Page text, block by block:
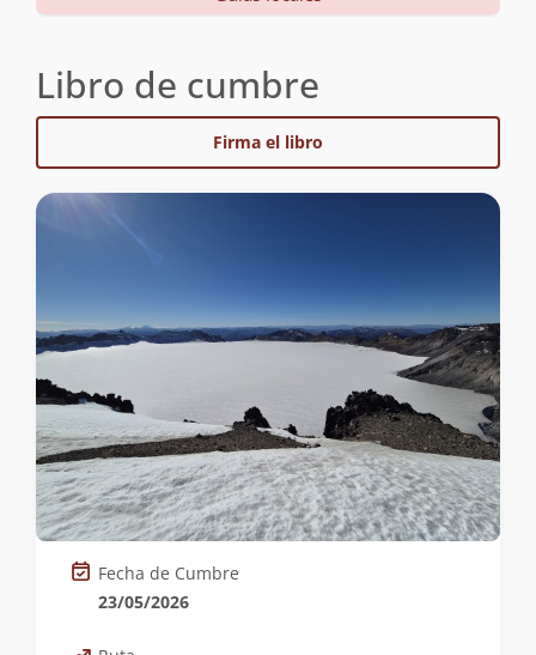
Libro de cumbre
Firma el libro
Fecha de Cumbre
23/05/2026